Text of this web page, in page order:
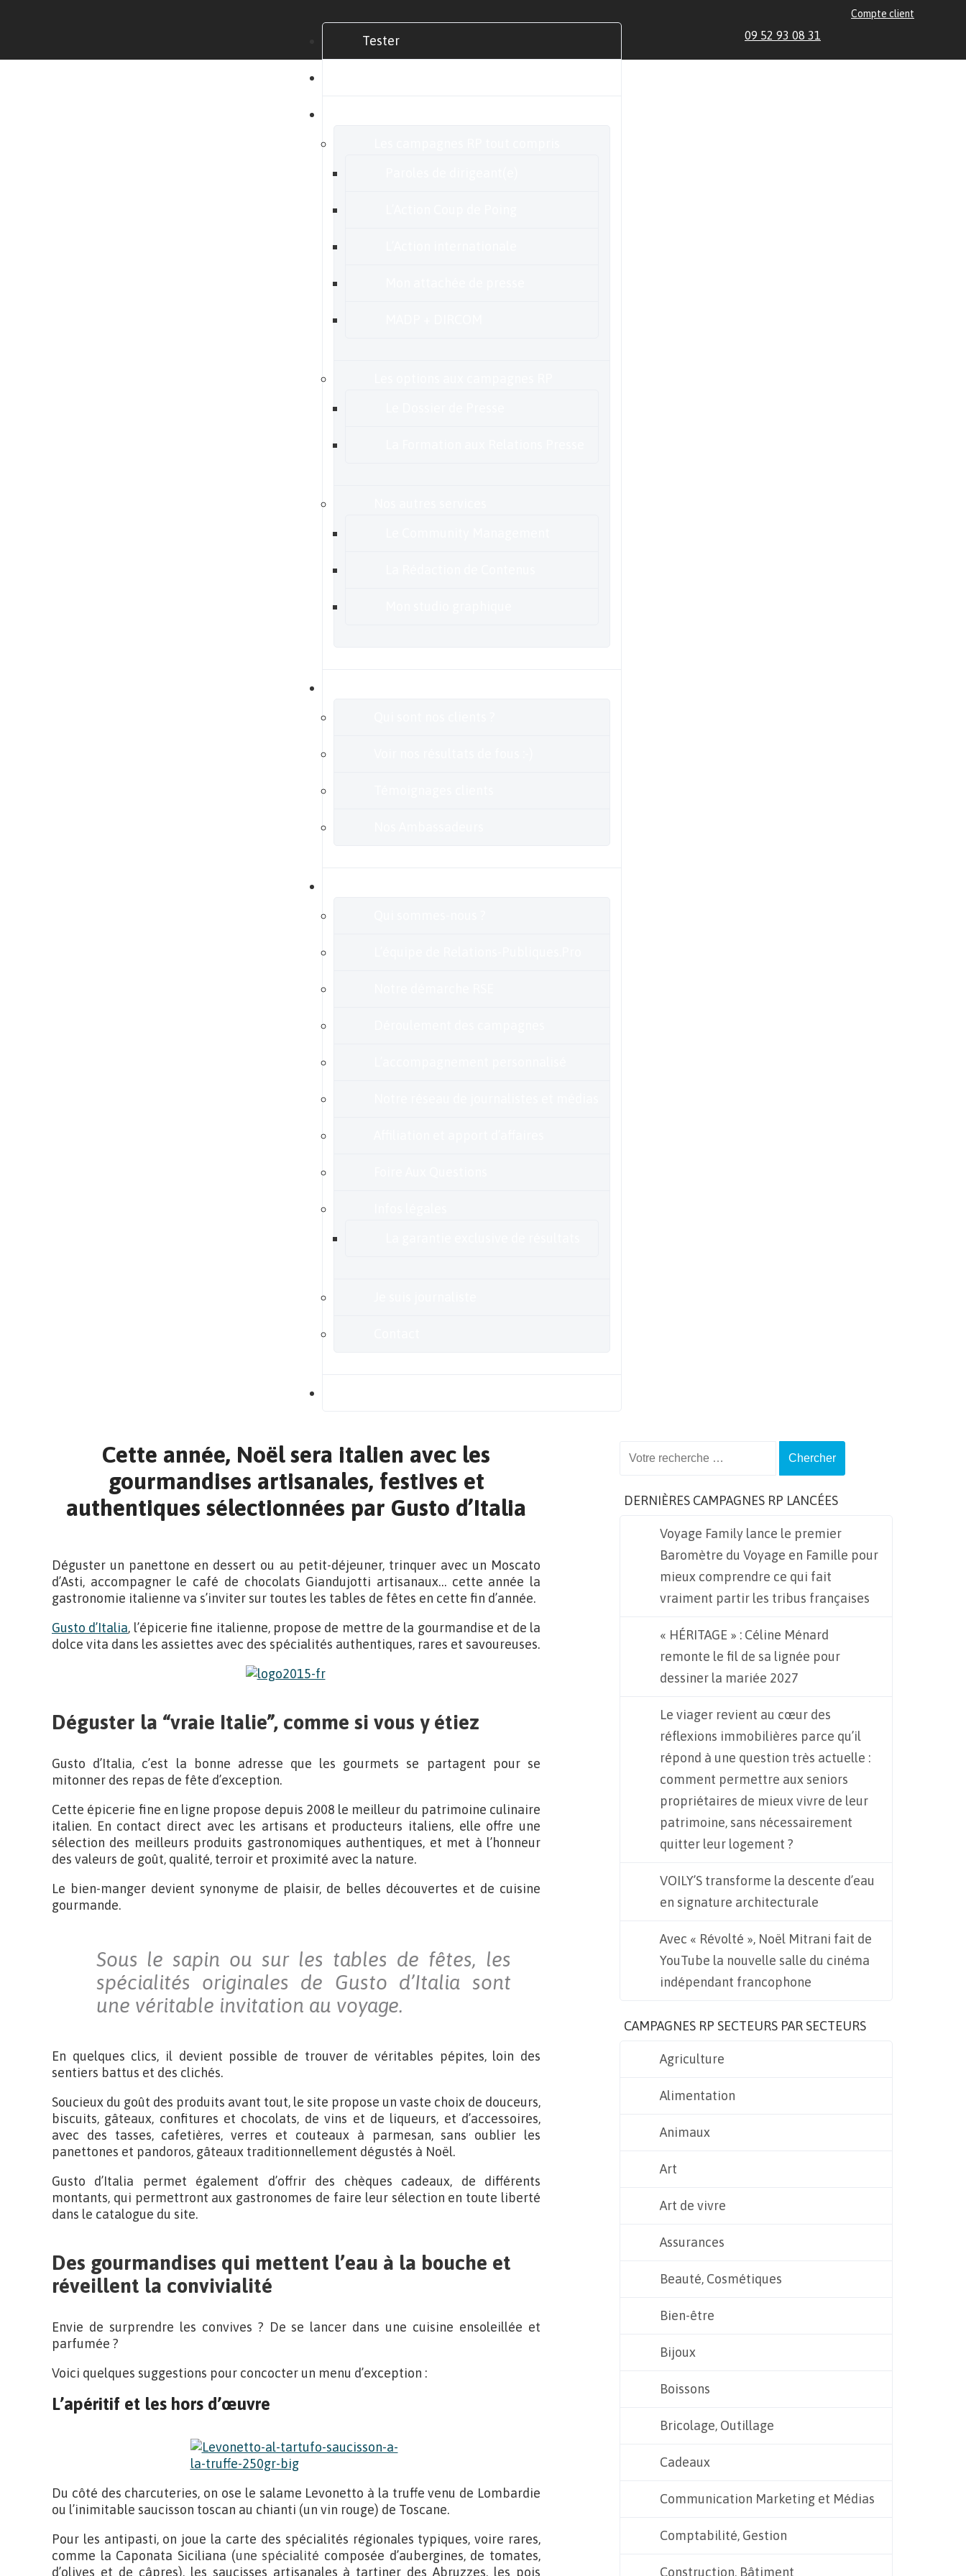
Tester
Compte client
09 52 93 08 31
Cette année, Noël sera italien avec les
gourmandises artisanales, festives et
authentiques sélectionnées par Gusto d’Italia
Déguster un panettone en dessert ou au petit-déjeuner, trinquer avec un Moscato
d’Asti, accompagner le café de chocolats Giandujotti artisanaux… cette année la
gastronomie italienne va s’inviter sur toutes les tables de fêtes en cette fin d’année.
Gusto d’Italia, l’épicerie fine italienne, propose de mettre de la gourmandise et de la
dolce vita dans les assiettes avec des spécialités authentiques, rares et savoureuses.
Déguster la “vraie Italie”, comme si vous y étiez
Gusto d’Italia, c’est la bonne adresse que les gourmets se partagent pour se
mitonner des repas de fête d’exception.
Cette épicerie fine en ligne propose depuis 2008 le meilleur du patrimoine culinaire
italien. En contact direct avec les artisans et producteurs italiens, elle offre une
sélection des meilleurs produits gastronomiques authentiques, et met à l’honneur
des valeurs de goût, qualité, terroir et proximité avec la nature.
Le bien-manger devient synonyme de plaisir, de belles découvertes et de cuisine
gourmande.
Sous le sapin ou sur les tables de fêtes, les
spécialités originales de Gusto d’Italia sont
une véritable invitation au voyage.
En quelques clics, il devient possible de trouver de véritables pépites, loin des
sentiers battus et des clichés.
Soucieux du goût des produits avant tout, le site propose un vaste choix de douceurs,
biscuits, gâteaux, confitures et chocolats, de vins et de liqueurs, et d’accessoires,
avec des tasses, cafetières, verres et couteaux à parmesan, sans oublier les
panettones et pandoros, gâteaux traditionnellement dégustés à Noël.
Gusto d’Italia permet également d’offrir des chèques cadeaux, de différents
montants, qui permettront aux gastronomes de faire leur sélection en toute liberté
dans le catalogue du site.
Des gourmandises qui mettent l’eau à la bouche et
réveillent la convivialité
Envie de surprendre les convives ? De se lancer dans une cuisine ensoleillée et
parfumée ?
Voici quelques suggestions pour concocter un menu d’exception :
L’apéritif et les hors d’œuvre
Du côté des charcuteries, on ose le salame Levonetto à la truffe venu de Lombardie
ou l’inimitable saucisson toscan au chianti (un vin rouge) de Toscane.
Pour les antipasti, on joue la carte des spécialités régionales typiques, voire rares,
comme la Caponata Siciliana (une spécialité composée d’aubergines, de tomates,
d’olives et de câpres), les saucisses artisanales à tartiner des Abruzzes, les pois
DERNIÈRES CAMPAGNES RP LANCÉES
Voyage Family lance le premier
Baromètre du Voyage en Famille pour
mieux comprendre ce qui fait
vraiment partir les tribus françaises
« HÉRITAGE » : Céline Ménard
remonte le fil de sa lignée pour
dessiner la mariée 2027
Le viager revient au cœur des
réflexions immobilières parce qu’il
répond à une question très actuelle :
comment permettre aux seniors
propriétaires de mieux vivre de leur
patrimoine, sans nécessairement
quitter leur logement ?
VOILY’S transforme la descente d’eau
en signature architecturale
Avec « Révolté », Noël Mitrani fait de
YouTube la nouvelle salle du cinéma
indépendant francophone
CAMPAGNES RP SECTEURS PAR SECTEURS
Agriculture
Alimentation
Animaux
Art
Art de vivre
Assurances
Beauté, Cosmétiques
Bien-être
Bijoux
Boissons
Bricolage, Outillage
Cadeaux
Communication Marketing et Médias
Comptabilité, Gestion
Construction, Bâtiment